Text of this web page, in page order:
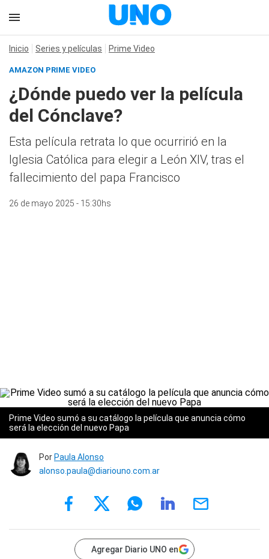
Inicio Series y películas Prime Video
AMAZON PRIME VIDEO
¿Dónde puedo ver la película
del Cónclave?
Esta película retrata lo que ocurririó en la
Iglesia Católica para elegir a León XIV, tras el
fallecimiento del papa Francisco
26 de mayo 2025 - 15:30hs
Prime Video sumó a su catálogo la película que anuncia cómo
será la elección del nuevo Papa
Por Paula Alonso
alonso.paula@diariouno.com.ar
Agregar Diario UNO en